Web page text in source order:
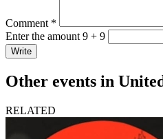
Comment *
Enter the amount 9 + 9
Write
Other events in
RELATED